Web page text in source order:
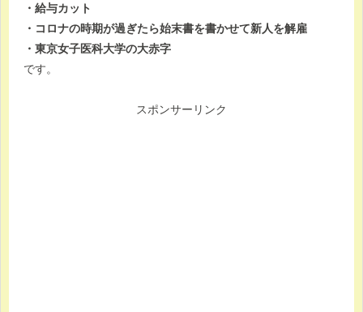
・給与カット
・コロナの時期が過ぎたら始末書を書かせて新人を解雇
・東京女子医科大学の大赤字
です。
スポンサーリンク